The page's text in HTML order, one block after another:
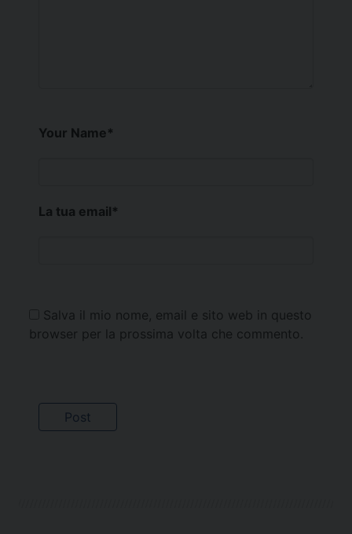
Your Name*
La tua email*
Salva il mio nome, email e sito web in questo
browser per la prossima volta che commento.